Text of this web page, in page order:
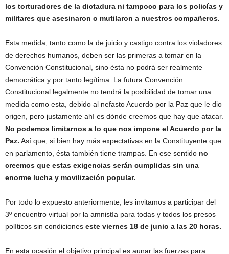
los torturadores de la dictadura ni tampoco para los policías y
militares que asesinaron o mutilaron a nuestros compañeros.
Esta medida, tanto como la de juicio y castigo contra los violadores
de derechos humanos, deben ser las primeras a tomar en la
Convención Constitucional, sino ésta no podrá ser realmente
democrática y por tanto legítima. La futura Convención
Constitucional legalmente no tendrá la posibilidad de tomar una
medida como esta, debido al nefasto Acuerdo por la Paz que le dio
origen, pero justamente ahí es dónde creemos que hay que atacar.
No podemos limitarnos a lo que nos impone el Acuerdo por la
Paz. Así que, si bien hay más expectativas en la Constituyente que
en parlamento, ésta también tiene trampas. En ese sentido no
creemos que estas exigencias serán cumplidas sin una
enorme lucha y movilización popular.
Por todo lo expuesto anteriormente, les invitamos a participar del
3º encuentro virtual por la amnistía para todas y todos los presos
políticos sin condiciones este viernes 18 de junio a las 20 horas.
En esta ocasión el objetivo principal es aunar las fuerzas para